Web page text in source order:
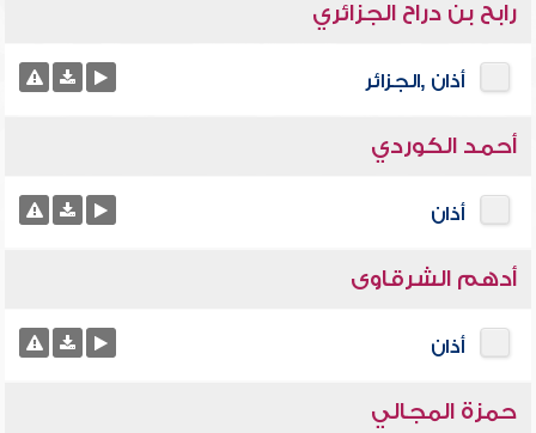
رابح بن دراح الجزائري
أذان ,الجزائر
أحمد الكوردي
أذان
أدهم الشرقاوى
أذان
حمزة المجالي